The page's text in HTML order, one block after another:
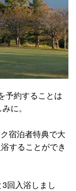
予約することは
に。
宿泊者特典で大
することができ
回入浴しまし